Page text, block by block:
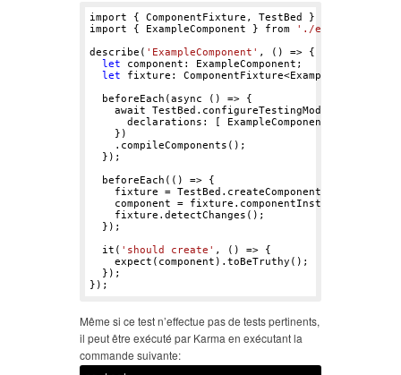
import { ComponentFixture, TestBed } from
import { ExampleComponent } from
'./
describe( 'ExampleComponent' , () => {
let component: ExampleComponent;
let fixture:
  beforeEach(async () => {
    await TestBed.configureTestingModule({
      declarations: [ ExampleComponent ]
    })
    .compileComponents();
  });
  beforeEach(() => {
fixture =
    component = fixture.componentInstance;
    fixture.detectChanges();
  });
  it(
'should create' , () => {
    expect(component).toBeTruthy();
  });
Même si ce test n’effectue pas de tests pertinents,
il peut être exécuté par Karma en exécutant la
commande suivante: